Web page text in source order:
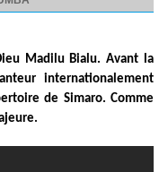
Madilu Bialu. Avant la
internationalement
de Simaro. Comme